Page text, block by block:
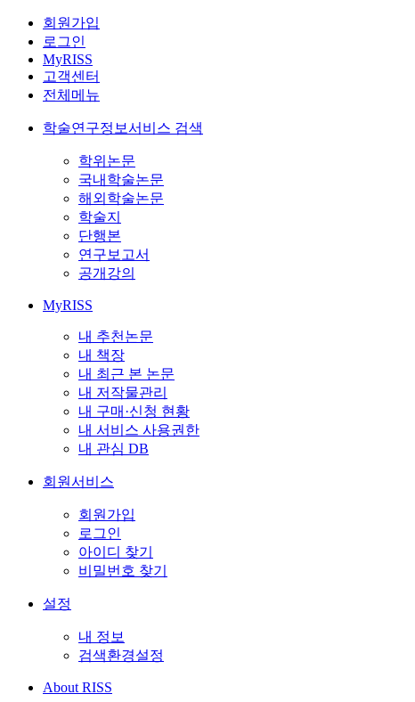
회원가입
로그인
MyRISS
고객센터
전체메뉴
학술연구정보서비스 검색
학위논문
국내학술논문
해외학술논문
학술지
단행본
연구보고서
공개강의
MyRISS
내 추천논문
내 책장
내 최근 본 논문
내 저작물관리
내 구매·신청 현황
내 서비스 사용권한
내 관심 DB
회원서비스
회원가입
로그인
아이디 찾기
비밀번호 찾기
설정
내 정보
검색환경설정
About RISS